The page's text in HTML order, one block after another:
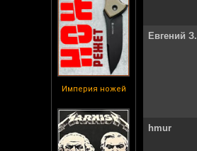
Империя ножей
Евгений З.
hmur